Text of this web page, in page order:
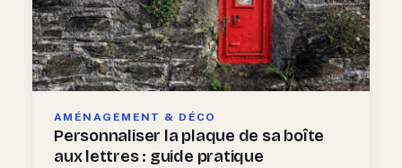
AMÉNAGEMENT & DÉCO
Personnaliser la plaque de sa boîte
aux lettres : guide pratique